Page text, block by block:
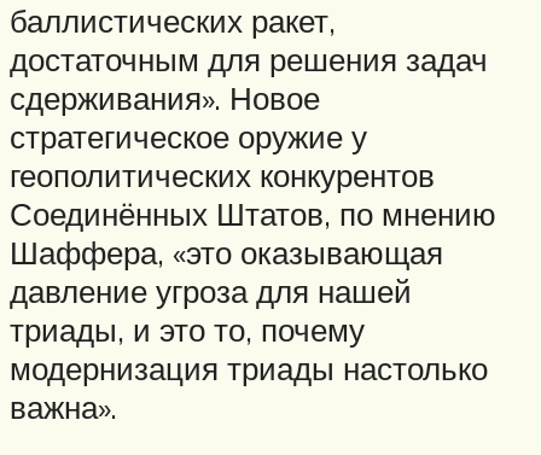
баллистических ракет,
достаточным для решения задач
сдерживания». Новое
стратегическое оружие у
геополитических конкурентов
Соединённых Штатов, по мнению
Шаффера, «это оказывающая
давление угроза для нашей
триады, и это то, почему
модернизация триады настолько
важна».